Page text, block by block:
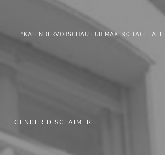
*KALENDERVORSCHAU FÜR MAX. 90 TAGE.
GENDER DISCLAIMER